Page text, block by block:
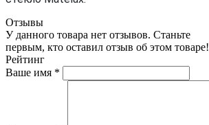
Отзывы
У данного товара нет отзывов. Станьте
первым, кто оставил отзыв об этом товаре!
Рейтинг
Ваше имя *